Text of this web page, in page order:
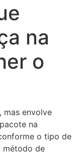
na
o
mas envolve
na
o tipo de
método de